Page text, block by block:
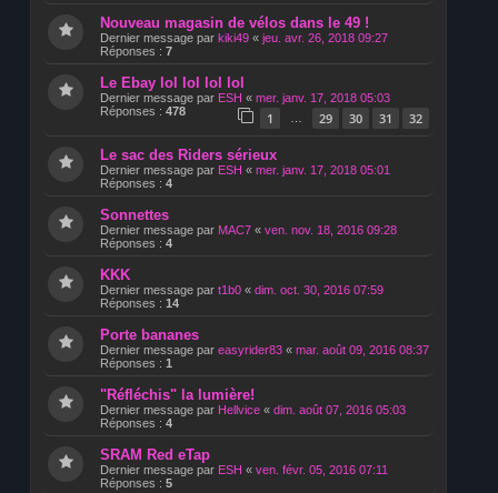
Nouveau magasin de vélos dans le 49 !
Dernier message par kiki49 « jeu. avr. 26, 2018 09:27
Réponses : 7
Le Ebay lol lol lol lol
Dernier message par ESH « mer. janv. 17, 2018 05:03
Réponses : 478 1 29 30 31 32
Le sac des Riders sérieux
Dernier message par ESH « mer. janv. 17, 2018 05:01
Réponses : 4
Sonnettes
Dernier message par MAC7 « ven. nov. 18, 2016 09:28
Réponses : 4
KKK
Dernier message par t1b0 « dim. oct. 30, 2016 07:59
Réponses : 14
Porte bananes
Dernier message par easyrider83 « mar. août 09, 2016 08:37
Réponses : 1
"Réfléchis" la lumière!
Dernier message par Hellvice « dim. août 07, 2016 05:03
Réponses : 4
SRAM Red eTap
Dernier message par ESH « ven. févr. 05, 2016 07:11
Réponses : 5